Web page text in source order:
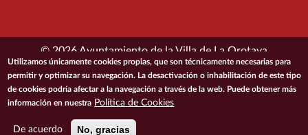
© 2026 Ayuntamiento de la Villa de La Orotava
ACCESIBILIDAD CONDICIONES DE USO POLÍTICA DE PRIVACIDAD
POLÍTICA DE COOKIESMAPA DEL SITIO
Utilizamos únicamente cookies propias, que son técnicamente necesarias para
permitir y optimizar su navegación. La desactivación o inhabilitación de este tipo
de cookies podría afectar a la navegación a través de la web. Puede obtener más
información en nuestra Política de Cookies
De acuerdo No, gracias